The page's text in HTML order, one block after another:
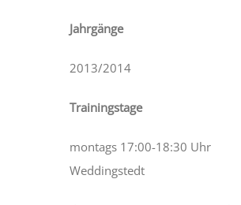
Jahrgänge
2013/2014
Trainingstage
montags 17:00-18:30 Uhr
Weddingstedt